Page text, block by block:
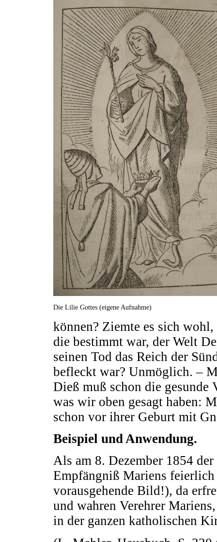
Die Lilie Gottes (eigene Aufnahme)
können? Ziemte es sich
die bestimmt war, der Welt
seinen Tod das Reich der
befleckt war? Unmöglich. –
Dieß muß schon die gesunde
was wir oben gesagt haben:
schon vor ihrer Geburt mit
Beispiel und Anwendung.
Als am 8. Dezember 1854
Empfängniß Mariens feierlich
vorausgehende Bild!), da
und wahren Verehrer
in der ganzen katholischen